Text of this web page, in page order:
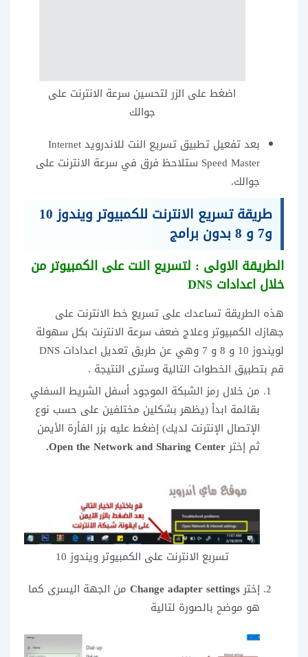
اضغط على الزر لتحسين سرعة الانترنت على
جوالك
بعد تفعيل
تطبيق تسريع النت للاندرويد Internet
Speed Master ستلاحظ فرق في سرعة الانترنت على
جوالك.
طريقة تسريع الانترنت للكمبيوتر ويندوز 10
و7 و 8 بدون برامج
الطريقة الاولى : لتسريع النت على الكمبيوتر من
خلال اعدادات DNS
هذه الطريقة تساعدك على تسريع خط الانترنت على
جهازك الكمبيوتر وعلاج ضعف سرعة الانترنت بكل سهولة
لويندوز 10 و 8 و 7 وهي عن طريق تعديل اعدادات DNS
قم بتطبيق الخطوات التالية وسترى النتيجة .
من خلال رمز الشبكة الموجود أسفل الشريط السفلي
بقائمة ابدأ (يظهر بشكلين مختلفين على حسب نوع
الإتصال الإنترنت لديك) إضغط عليه بزر الفأرة الأيمن
ثم إختر
تسربع الانترنت على الكمبيوتر ويندوز 10
إخترChange adapter settings من الجهة اليسرى كما
هو موضح بالصورة لتالية